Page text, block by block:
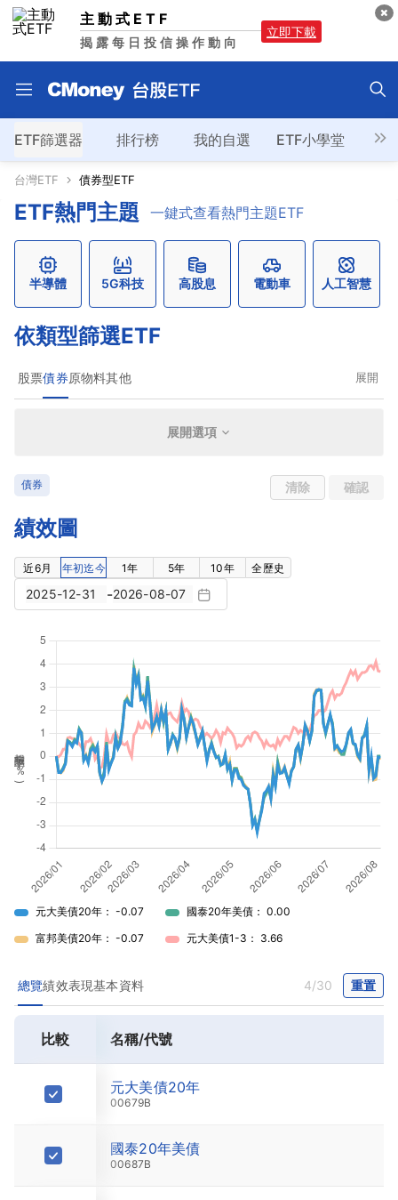
主動式ETF
揭露每日投信操作動向
立即下載
ETF篩選器 排行榜 我的自選 ETF小學堂
台灣ETF 債券型ETF
ETF熱門主題 一鍵式查看熱門主題ETF
半導體 5G科技 高股息 電動車 人工智慧
依類型篩選ETF
股票債券原物料其他
展開選項
債券 清除 確認
績效圖
近6月 年初迄今 1年 5年 10年 全歷史
-
報酬率 (
%
)
元大美債20年： -0.07
國泰20年美債： 0.00
富邦美債20年： -0.07
元大美債1-3： 3.66
總覽績效表現基本資料 4/30 重置
比較 名稱/代號
元大美債20年
00679B
國泰20年美債
00687B